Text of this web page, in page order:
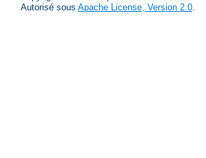
Autorisé sous Apache License, Version 2.0.